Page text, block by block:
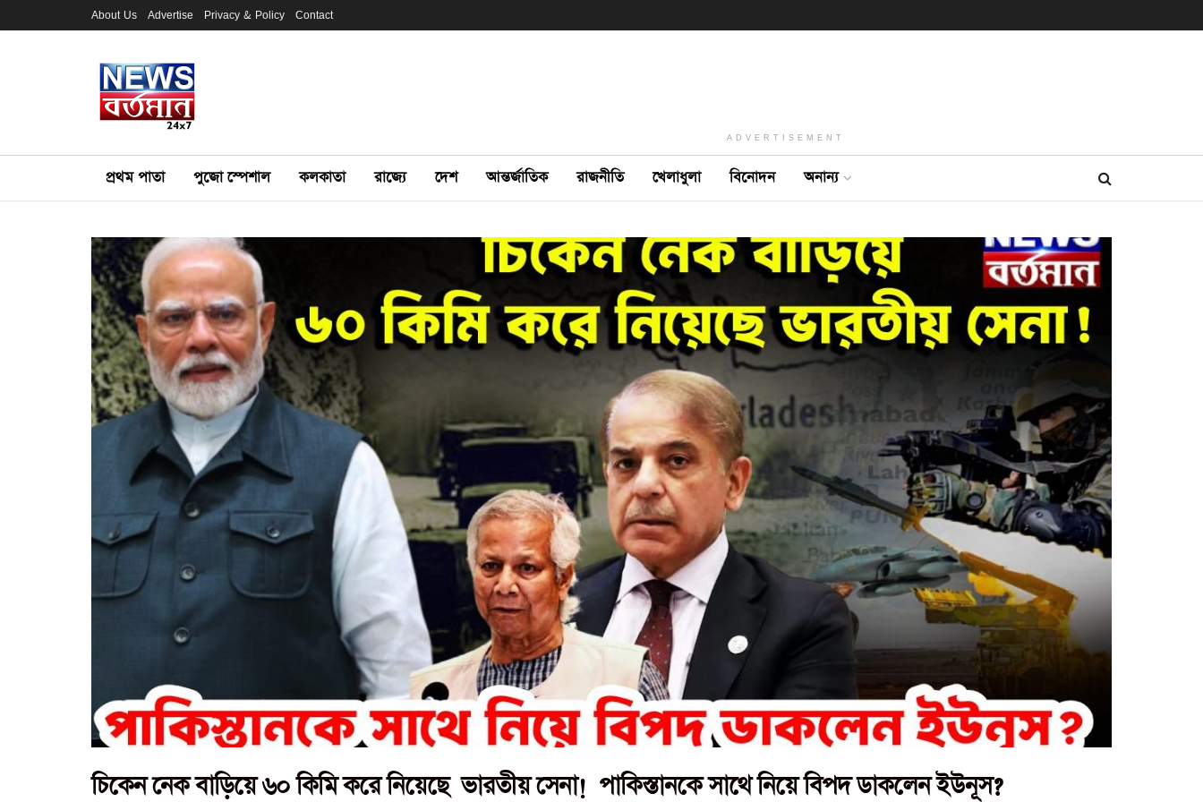
About Us Advertise Privacy & Policy Contact
ADVERTISEMENT
প্রথম পাতা পুজো স্পেশাল কলকাতা রাজ্যে দেশ আন্তর্জাতিক রাজনীতি খেলাধুলা বিনোদন অনান্য
চিকেন নেক বাড়িয়ে ৬০ কিমি করে নিয়েছে ভারতীয় সেনা! পাকিস্তানকে সাথে নিয়ে বিপদ ডাকলেন ইউনূস?